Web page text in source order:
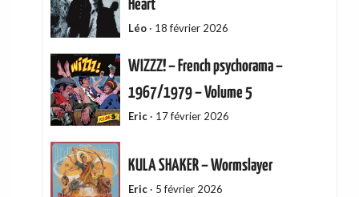
Heart
Léo· 18 février 2026
WIZZZ! – French psychorama –
1967/1979 – Volume 5
Eric· 17 février 2026
KULA SHAKER – Wormslayer
Eric· 5 février 2026